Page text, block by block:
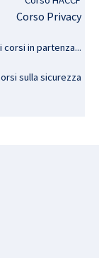
Corso Privacy
in partenza...
sulla sicurezza